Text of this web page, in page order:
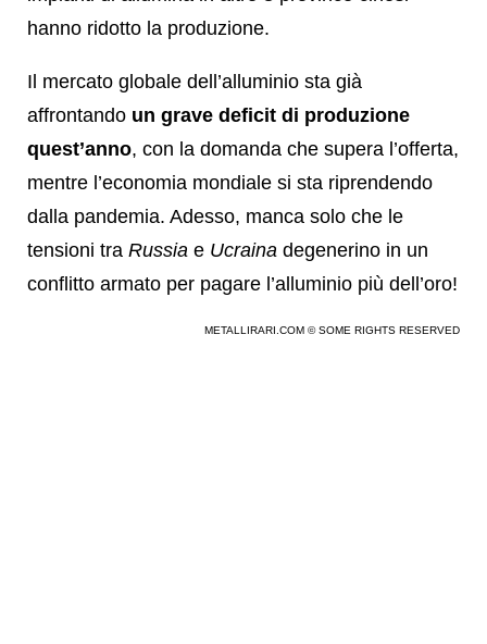
hanno ridotto la produzione.
Il mercato globale dell’alluminio sta già
affrontando un grave deficit di produzione
quest’anno, con la domanda che supera l’offerta,
mentre l’economia mondiale si sta riprendendo
dalla pandemia. Adesso, manca solo che le
tensioni tra Russia e Ucraina degenerino in un
conflitto armato per pagare l’alluminio più dell’oro!
METALLIRARI.COM © SOME RIGHTS RESERVED